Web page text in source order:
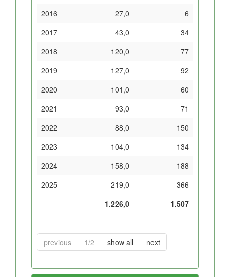
2016
27,0
6
2017
43,0
34
2018
120,0
77
2019
127,0
92
2020
101,0
60
2021
93,0
71
2022
88,0
150
2023
104,0
134
2024
158,0
188
2025
219,0
366
1.226,0
1.507
previous 1/2 show all next